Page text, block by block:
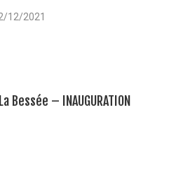
12/2021
– INAUGURATION